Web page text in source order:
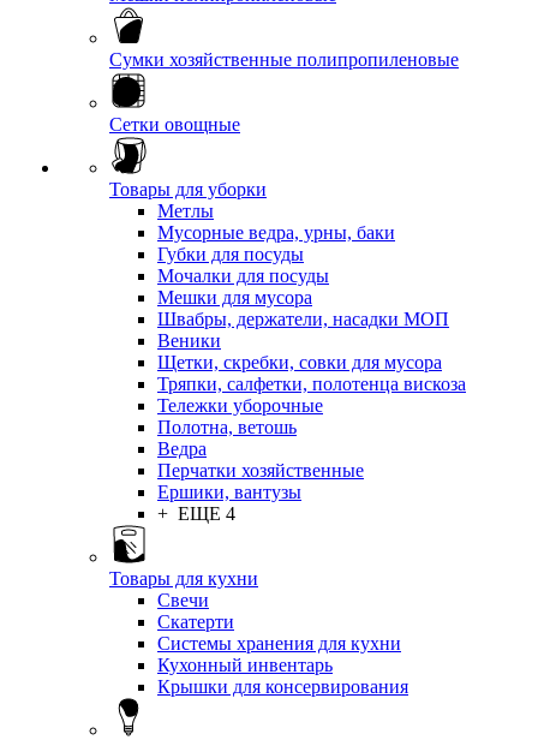
Сумки хозяйственные полипропиленовые
Сетки овощные
Товары для уборки
Метлы
Мусорные ведра, урны, баки
Губки для посуды
Мочалки для посуды
Мешки для мусора
Швабры, держатели, насадки МОП
Веники
Щетки, скребки, совки для мусора
Тряпки, салфетки, полотенца вискоза
Тележки уборочные
Полотна, ветошь
Ведра
Перчатки хозяйственные
Ершики, вантузы
+ ЕЩЕ 4
Товары для кухни
Свечи
Скатерти
Системы хранения для кухни
Кухонный инвентарь
Крышки для консервирования